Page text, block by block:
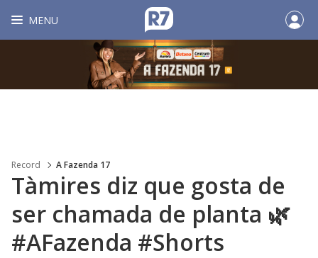
MENU
Record A Fazenda 17
Tàmires diz que gosta de
ser chamada de planta 🌿
#AFazenda #Shorts